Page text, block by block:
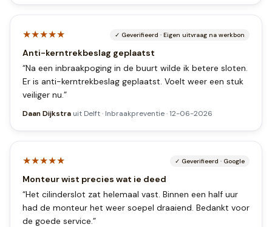
★★★★★ ✓ Geverifieerd · Eigen uitvraag na werkbon
Anti-kerntrekbeslag geplaatst
“Na een inbraakpoging in de buurt wilde ik betere sloten.
Er is anti-kerntrekbeslag geplaatst. Voelt weer een stuk
veiliger nu.”
Daan Dijkstra uit Delft· Inbraakpreventie·12-06-2026
★★★★★ ✓ Geverifieerd · Google
Monteur wist precies wat ie deed
“Het cilinderslot zat helemaal vast. Binnen een half uur
had de monteur het weer soepel draaiend. Bedankt voor
de goede service.”